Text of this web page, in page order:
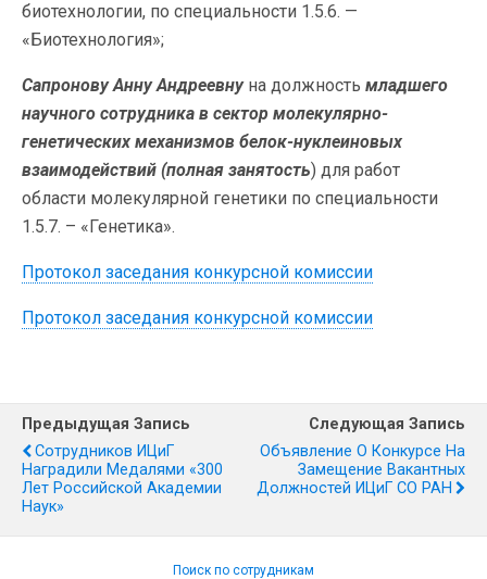
биотехнологии, по специальности 1.5.6. —
«Биотехнология»;
Сапронову Анну Андреевну на должность младшего
научного сотрудника в сектор молекулярно-
генетических механизмов белок-нуклеиновых
взаимодействий (полная занятость) для работ
области молекулярной генетики по специальности
1.5.7. – «Генетика».
Протокол заседания конкурсной комиссии
Протокол заседания конкурсной комиссии
Предыдущая Запись
Сотрудников ИЦиГ
Наградили Медалями «300
Лет Российской Академии
Наук»
Следующая Запись
Объявление О Конкурсе На
Замещение Вакантных
Должностей ИЦиГ СО РАН
Поиск по сотрудникам